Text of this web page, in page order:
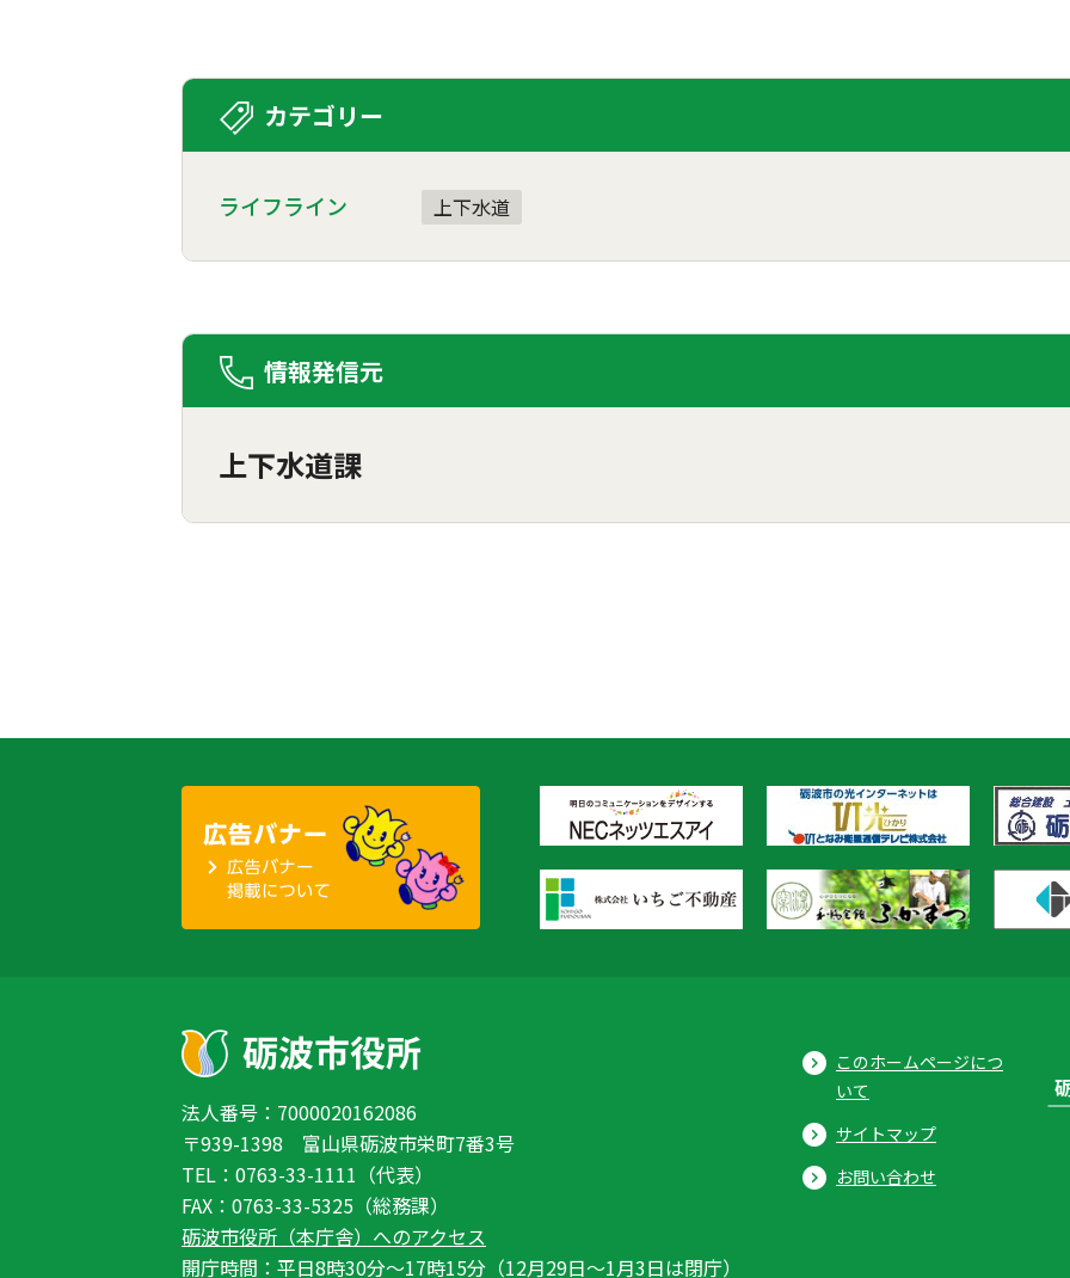
カテゴリー
ライフライン 上下水道
情報発信元
上下水道課
法人番号：7000020162086
〒939-1398 富山県砺波市栄町7番3号
TEL：0763-33-1111（代表）
FAX：0763-33-5325（総務課）
砺波市役所（本庁舎）へのアクセス
開庁時間：平日8時30分〜17時15分（12月29日〜1月3日は閉庁）
このホームページにつ
いて
サイトマップ
お問い合わせ